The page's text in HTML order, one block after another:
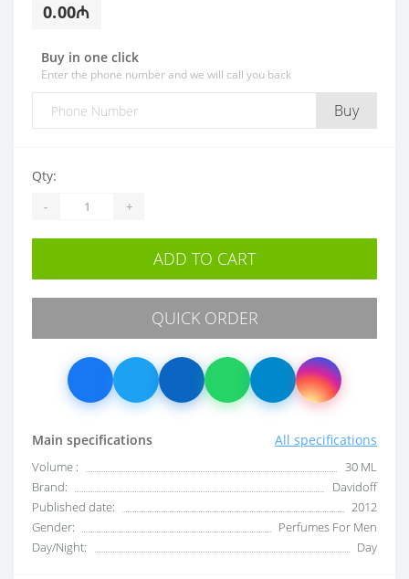
0.00₼
Buy in one click
Enter the phone number and we will call you back
Buy
Main specifications All specifications
Volume :
30 ML
Brand:
Davidoff
Published date:
2012
Gender:
Perfumes For Men
Day/Night:
Day
Qty:
- +
ADD TO CART
QUICK ORDER